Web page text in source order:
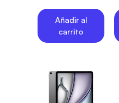
Añadir al
carrito